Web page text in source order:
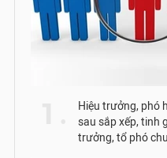
Hiệu trưởng, phó
sau sắp xếp, tinh
trưởng, tổ phó